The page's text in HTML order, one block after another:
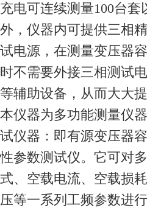
充电可连续测量100台
外，仪器内可提供三相
试电源，在测量变压器
时不需要外接三相测试
等辅助设备，从而大大
本仪器为多功能测量仪
试仪器：即有源变压器
性参数测试仪。它可对
式、空载电流、空载损
压等一系列工频参数进